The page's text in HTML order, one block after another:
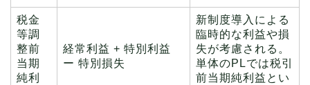
税金
等調
整前
当期
純利
経常利益 + 特別利益
ー 特別損失
新制度導入による
臨時的な利益や損
失が考慮される。
単体のPLでは税引
前当期純利益とい